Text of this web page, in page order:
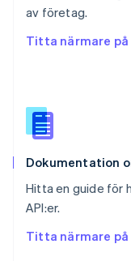
av företag.
Titta närmare
Dokumentation
Hitta en guide för
API:er.
Titta närmare
English简体中文
English
Español
Storbritannien
Sverige
Thailand
ไทย
English